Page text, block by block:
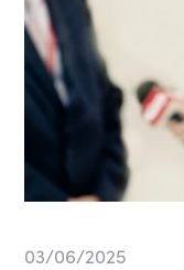
03/06/2025